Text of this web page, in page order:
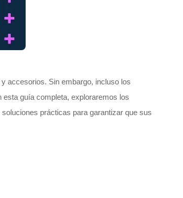
accesorios. Sin embargo, incluso los
guía completa, exploraremos los
prácticas para garantizar que sus